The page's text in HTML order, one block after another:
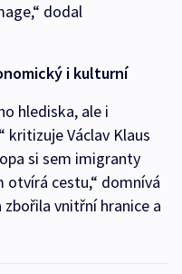
dodal
i kulturní
hlediska, ale i
Václav Klaus
si sem imigranty
otvírá cestu,“ domnívá
zbořila vnitřní hranice a